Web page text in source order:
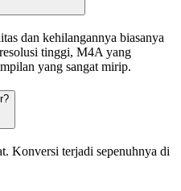
dan kehilangannya biasanya
tinggi, M4A yang
yang sangat mirip.
Konversi terjadi sepenuhnya di